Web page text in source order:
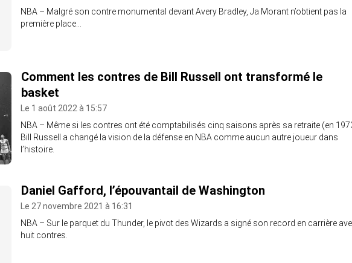
NBA – Malgré son contre monumental devant Avery Bradley, Ja Morant n’obtient pas la
première place…
Comment les contres de Bill Russell ont transformé le
basket
Le 1 août 2022 à 15:57
NBA – Même si les contres ont été comptabilisés cinq saisons après sa retraite (en
Bill Russell a changé la vision de la défense en NBA comme aucun autre joueur dans
l’histoire.
Daniel Gafford, l’épouvantail de Washington
Le 27 novembre 2021 à 16:31
NBA – Sur le parquet du Thunder, le pivot des Wizards a signé son record en carrière
huit contres.